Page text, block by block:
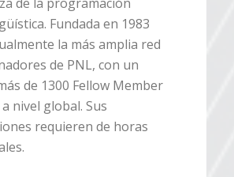
Fundada en 1983
la más amplia red
de PNL, con un
de 1300 Fellow Member
nivel global. Sus
requieren de horas